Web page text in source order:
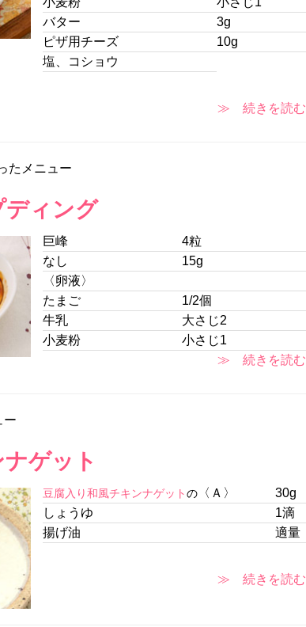
バター
3g
ピザ用チーズ
10g
塩、コショウ
≫ 続きを読む
たメニュー
ディング
巨峰
4粒
なし
15g
〈卵液〉
たまご
1/2個
牛乳
大さじ2
小麦粉
小さじ1
≫ 続きを読む
ー
ゲット
豆腐入り和風チキンナゲット の〈Ａ〉
30g
しょうゆ
1滴
揚げ油
適量
≫ 続きを読む